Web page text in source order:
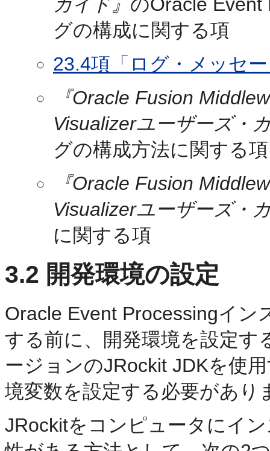
グの構成に関する項
23.4項「ログ・メッセ
『Oracle Fusion
Visualizerユーザーズ・
グの構成方法に関する項
『Oracle Fusion
Visualizerユーザーズ・
に関する項
3.2 開発環境の設定
Oracle Event Processingイ
する前に、開発環境を設定す
ージョンのJRockit JDKを使
境変数を設定する必要があり
JRockitをコンピュータにイ